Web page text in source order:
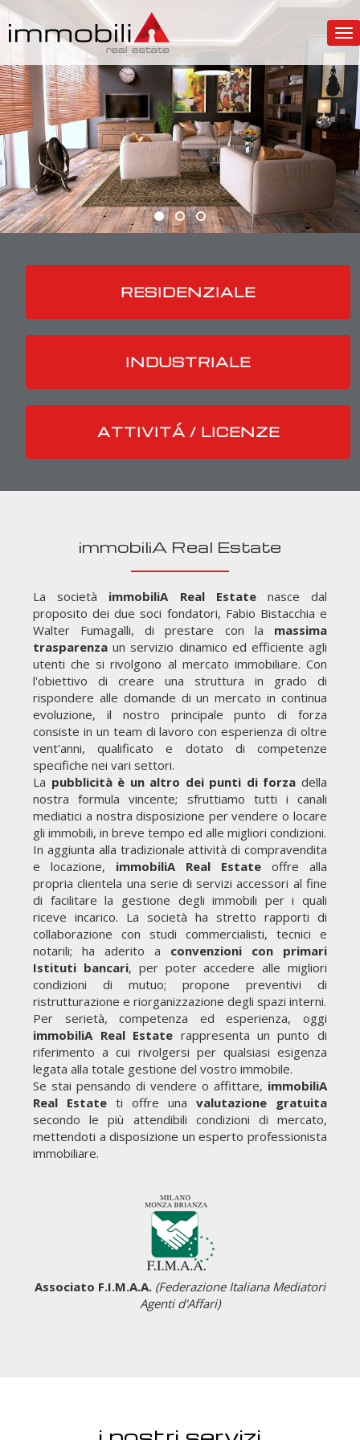
RESIDENZIALE
INDUSTRIALE
ATTIVITÁ / LICENZE
immobiliA Real Estate
La società immobiliA Real Estatenasce dal
proposito dei due soci fondatori, Fabio Bistacchia e
Walter Fumagalli, di prestare con la massima
trasparenza un servizio dinamico ed efficiente agli
utenti che si rivolgono al mercato immobiliare. Con
l'obiettivo di creare una struttura in grado di
rispondere alle domande di un mercato in continua
evoluzione, il nostro principale punto di forza
consiste in un team di lavoro con esperienza di oltre
vent'anni, qualificato e dotato di competenze
specifiche nei vari settori.
La pubblicità è un altro dei punti di forza della
nostra formula vincente; sfruttiamo tutti i canali
mediatici a nostra disposizione per vendere o locare
gli immobili, in breve tempo ed alle migliori condizioni.
In aggiunta alla tradizionale attività di compravendita
e locazione, immobiliA Real Estateoffre alla
propria clientela una serie di servizi accessori al fine
di facilitare la gestione degli immobili per i quali
riceve incarico. La società ha stretto rapporti di
collaborazione con studi commercialisti, tecnici e
notarili; ha aderito a convenzioni con primari
Istituti bancari, per poter accedere alle migliori
condizioni di mutuo; propone preventivi di
ristrutturazione e riorganizzazione degli spazi interni.
Per serietà, competenza ed esperienza, oggi
immobiliA Real Estate rappresenta un punto di
riferimento a cui rivolgersi per qualsiasi esigenza
legata alla totale gestione del vostro immobile.
Se stai pensando di vendere o affittare, immobiliA
Real Estate ti offre una valutazione gratuita
secondo le più attendibili condizioni di mercato,
mettendoti a disposizione un esperto professionista
immobiliare.
Associato F.I.M.A.A. (Federazione Italiana Mediatori
Agenti d'Affari)